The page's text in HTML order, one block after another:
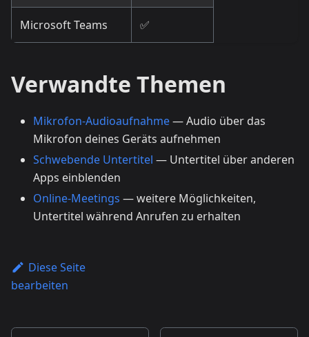
Microsoft Teams ✅
Verwandte Themen
Mikrofon-Audioaufnahme— Audio über das
Mikrofon deines Geräts aufnehmen
Schwebende Untertitel — Untertitel über anderen
Apps einblenden
Online-Meetings — weitere Möglichkeiten,
Untertitel während Anrufen zu erhalten
Diese Seite
bearbeiten